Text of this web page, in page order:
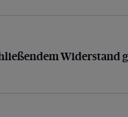
Widerstand
Widerstand